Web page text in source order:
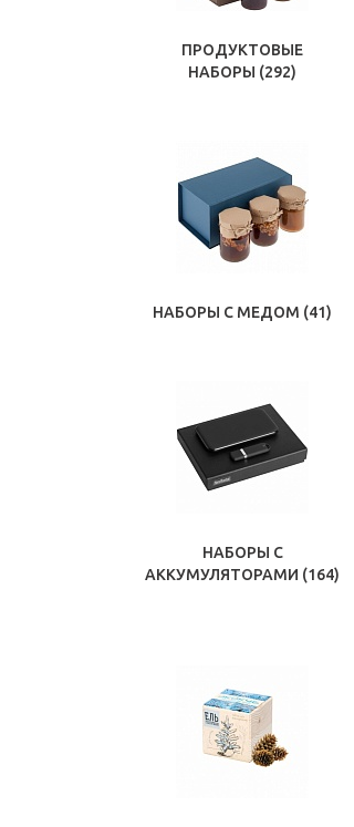
ПРОДУКТОВЫЕ
НАБОРЫ (292)
НАБОРЫ С МЕДОМ (41)
НАБОРЫ С
АККУМУЛЯТОРАМИ (164)